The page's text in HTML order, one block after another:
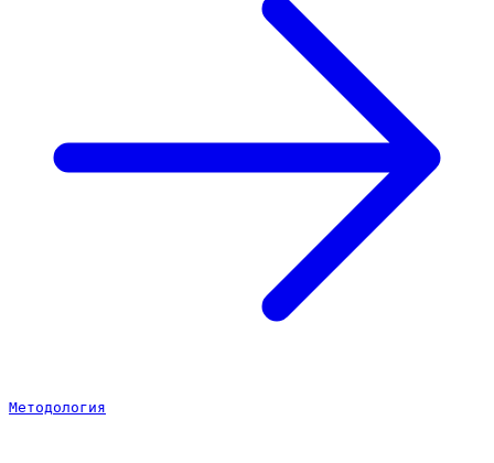
Методология